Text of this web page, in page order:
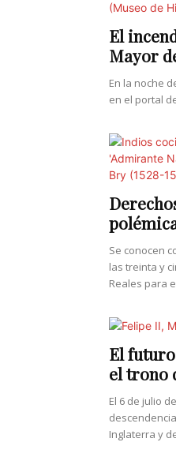
El
Mayor
En la noche
en el portal
Se conocen
las treinta y
Reales para
El
el trono
El 6 de julio
Inglaterra y